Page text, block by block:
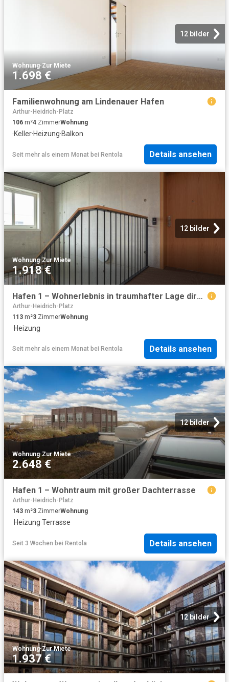
12 bilder
Wohnung·Zur Miete
1.698 €
Familienwohnung am Lindenauer Hafen
Arthur-Heidrich-Platz
106 m²4 ZimmerWohnung
·Keller·Heizung·Balkon
Seit mehr als einem Monat bei Rentola Details ansehen
12 bilder
Wohnung·Zur Miete
1.918 €
Hafen 1 – Wohnerlebnis in traumhafter Lage direkt am Kanal
Arthur-Heidrich-Platz
113 m²3 ZimmerWohnung
·Heizung
Seit mehr als einem Monat bei Rentola Details ansehen
12 bilder
Wohnung·Zur Miete
2.648 €
Hafen 1 – Wohntraum mit großer Dachterrasse
Arthur-Heidrich-Platz
143 m²3 ZimmerWohnung
·Heizung·Terrasse
Seit 3 Wochen bei Rentola Details ansehen
12 bilder
Wohnung·Zur Miete
1.937 €